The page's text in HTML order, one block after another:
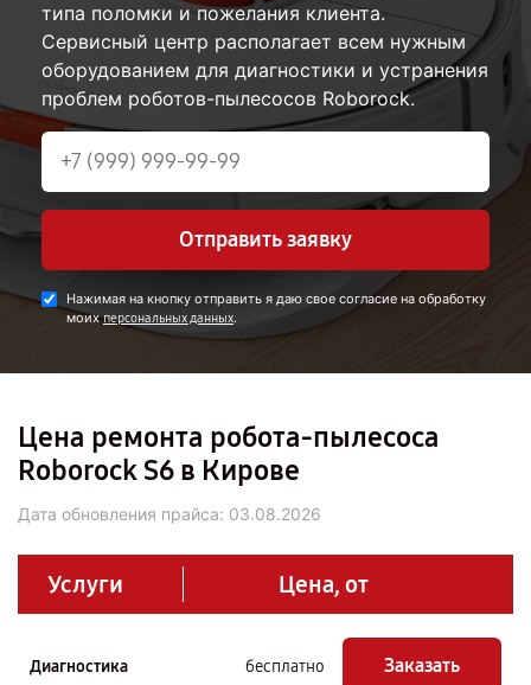
типа поломки и пожелания клиента.
Сервисный центр располагает всем нужным
оборудованием для диагностики и устранения
проблем роботов-пылесосов Roborock.
Отправить заявку
Нажимая на кнопку отправить я даю свое согласие на обработку
моихперсональных данных.
Цена ремонта робота-пылесоса
Roborock S6 в Кирове
Дата обновления прайса: 03.08.2026
Услуги Цена, от
Диагностика бесплатно Заказать